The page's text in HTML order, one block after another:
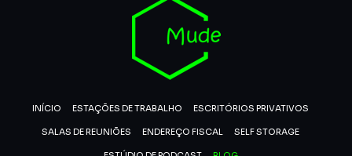
INÍCIO ESTAÇÕES DE TRABALHO ESCRITÓRIOS PRIVATIVOS
SALAS DE REUNIÕES ENDEREÇO FISCAL SELF STORAGE